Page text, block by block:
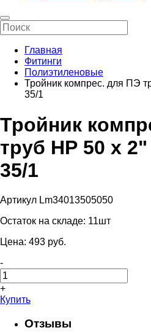
Главная
Фитинги
Полиэтиленовые
Тройник компрес. для ПЭ
35/1
Тройник
труб НР 50 x
35/1
Артикул Lm34013505050
Остаток на складе: 11шт
Цена: 493 pуб.
-
+
Купить
Отзывы